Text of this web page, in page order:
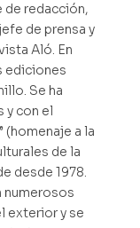
de redacción,
de prensa y
Aló. En
ediciones
Se ha
y con el
(homenaje a la
de la
desde 1978.
numerosos
exterior y se